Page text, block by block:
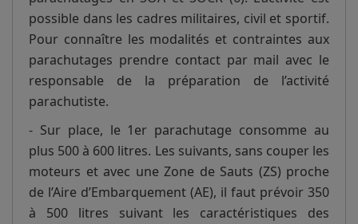
possible dans les cadres militaires, civil et sportif.
Pour connaître les modalités et contraintes aux
parachutages prendre contact par mail avec le
responsable de la préparation de l’activité
parachutiste.
- Sur place, le 1er parachutage consomme au
plus 500 à 600 litres. Les suivants, sans couper les
moteurs et avec une Zone de Sauts (ZS) proche
de l’Aire d’Embarquement (AE), il faut prévoir 350
à 500 litres suivant les caractéristiques des